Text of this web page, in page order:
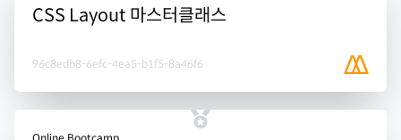
CSS Layout 마스터클래스
96c8edb8-6efc-4ea5-b1f5-8a46f6